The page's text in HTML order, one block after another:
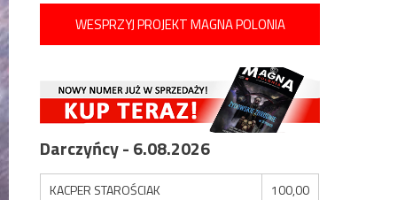
WESPRZYJ PROJEKT MAGNA POLONIA
Darczyńcy - 6.08.2026
KACPER STAROŚCIAK
100,00